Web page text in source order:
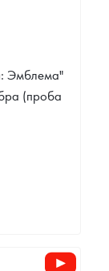
Эмблема"
(проба